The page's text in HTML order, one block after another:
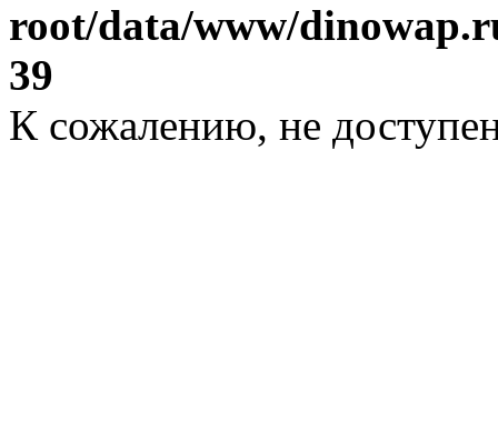
root/data/www/
39
К сожалению, не